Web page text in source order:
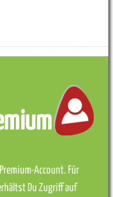
Account. Für
Du Zugriff auf